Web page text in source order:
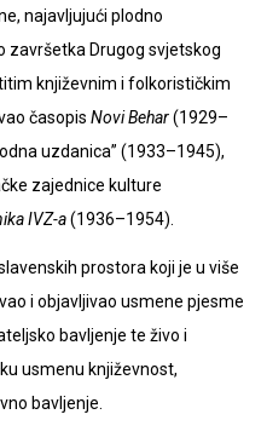
najavljujući plodno
završetka Drugog svjetskog
književnim i folkorističkim
časopis Novi Behar(1929–
uzdanica” (1933–1945),
zajednice kulture
IVZ-a(1936–1954).
prostora koji je u više
i objavljivao usmene pjesme
bavljenje te živo i
usmenu književnost,
bavljenje.